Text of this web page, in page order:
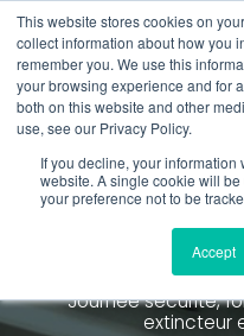
This website stores cookies on
collect information about how you
remember you. We use this
your browsing experience and for
both on this website and other
use, see our Privacy Policy.
If you decline, your information
website. A single cookie will
your preference not to be
Accept
Aller
au
contenu
principal
01 84 20 18 48
Spécialiste de
de la
à Paris La
Journée sécurité,
extincteur